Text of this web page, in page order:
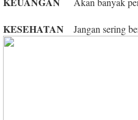
KESEHATAN Jangan sering